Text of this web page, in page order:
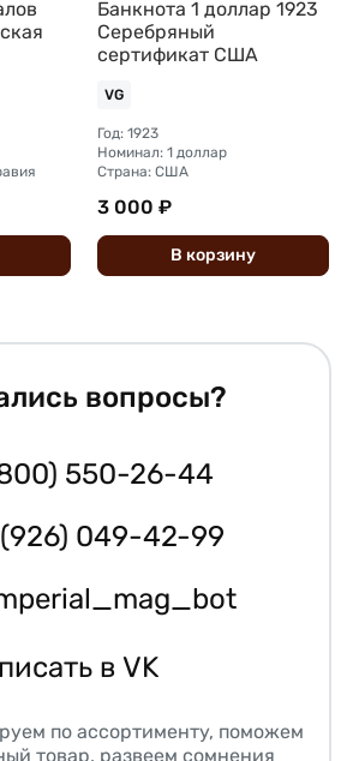
Банкнота 1 доллар 1923
Серебряный
сертификат США
VG
Год: 1923
Номинал: 1 доллар
Страна: США
3 000 ₽
В корзину
вопросы?
550-26-44
049-42-99
в VK
по ассортименту, поможем
товар, развеем сомнения